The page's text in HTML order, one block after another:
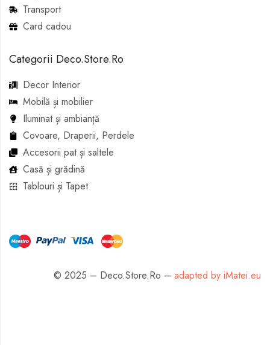
Transport
Card cadou
Categorii Deco.Store.Ro
Decor Interior
Mobilă și mobilier
Iluminat și ambianță
Covoare, Draperii, Perdele
Accesorii pat și saltele
Casă și grădină
Tablouri și Tapet
© 2025 – Deco.Store.Ro – adapted by iMatei.eu